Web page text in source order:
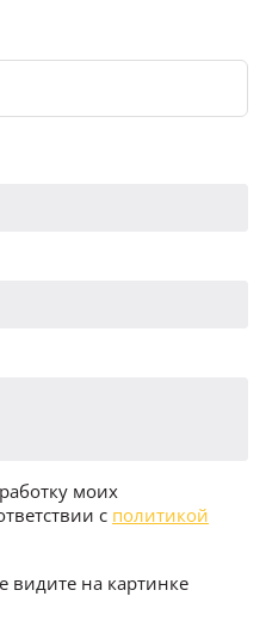
моих
с политикой
видите на картинке